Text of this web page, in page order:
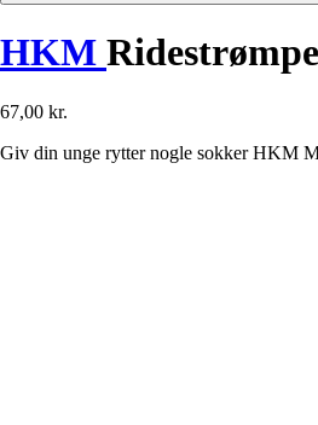
HKM
67,00 kr.
Giv din unge rytter nogle sokker HKM